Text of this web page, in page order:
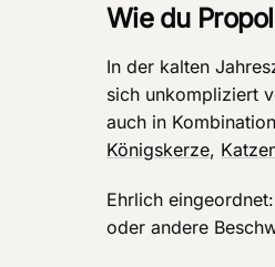
Wie du
In der kalten
sich unkompliziert
auch in
Königskerze,
Ehrlich
oder andere